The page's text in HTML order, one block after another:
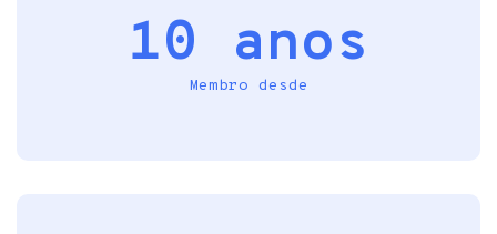
10 anos
Membro desde